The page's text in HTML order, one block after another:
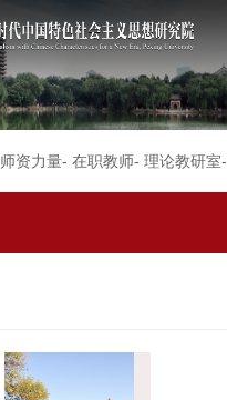
师资力量- 在职教师- 理论教研室-